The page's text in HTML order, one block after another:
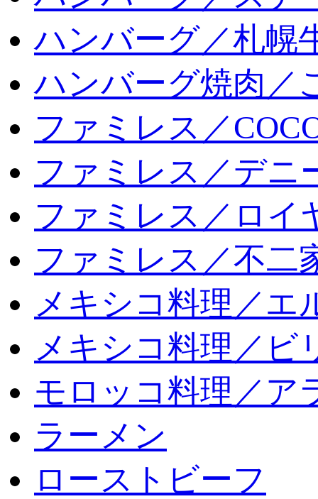
ハンバーグ／札幌
ハンバーグ焼肉／
ファミレス／
ファミレス／デニ
ファミレス／ロイ
ファミレス／不二
メキシコ料理／エ
メキシコ料理／ビ
モロッコ料理／ア
ラーメン
ローストビーフ